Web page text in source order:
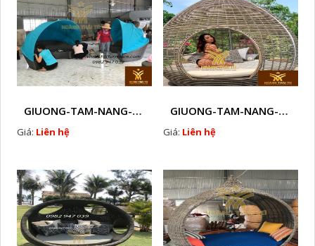
GIUONG-TAM-NANG-GHE-HO-BOI-NHUA-GIA-MAY-NGOAI-TROI-D16
Giá: Liên hệ
GIUONG-TAM-NANG-GHE-HO-BOI-NHUA-GIA-MAY-NGOAI-TROI-D17
Giá: Liên hệ